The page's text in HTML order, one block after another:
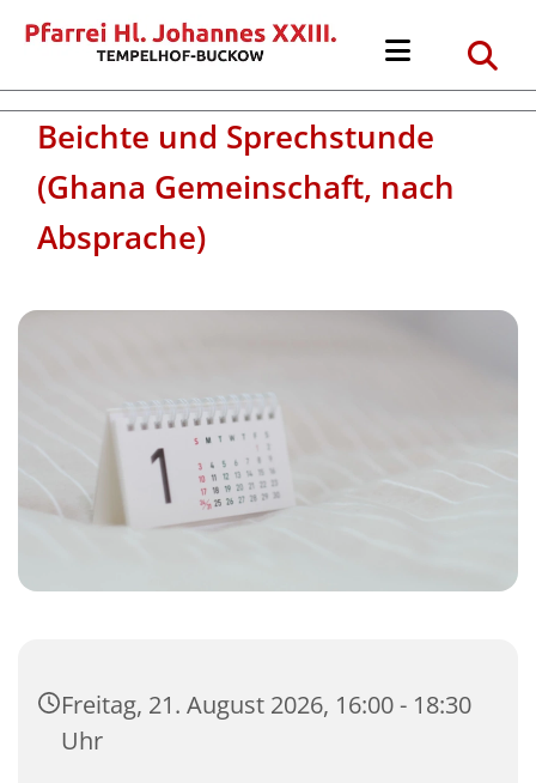
Beichte und Sprechstunde
(Ghana Gemeinschaft, nach
Absprache)
Freitag, 21. August 2026, 16:00 - 18:30
Uhr